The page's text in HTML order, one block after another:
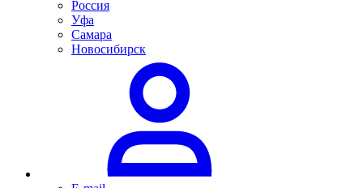
Россия
Уфа
Самара
Новосибирск